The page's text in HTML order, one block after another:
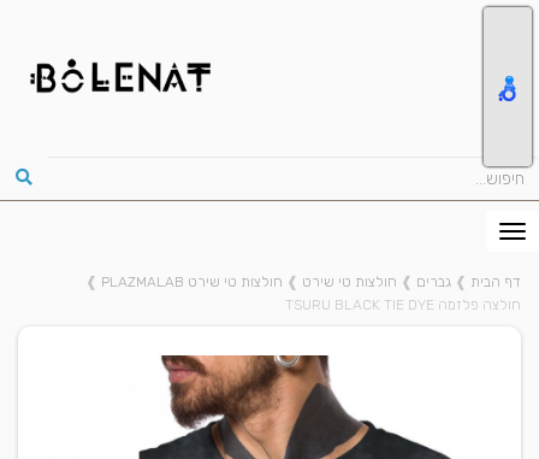
דף הבית ❱ גברים ❱ חולצות טי שירט ❱ חולצות טי שירט PLAZMALAB
❱
חולצה פלזמה TSURU BLACK TIE DYE